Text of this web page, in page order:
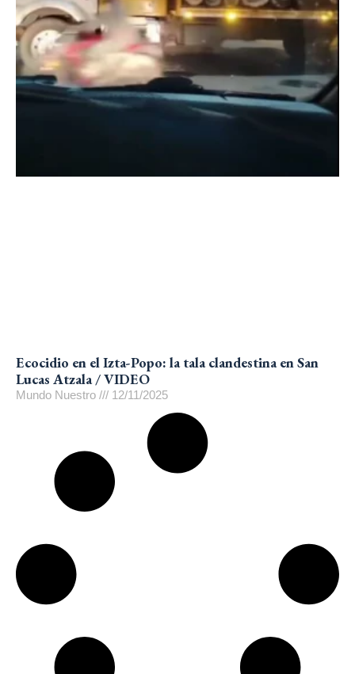
Ecocidio en el Izta-Popo: la tala clandestina en San
Lucas Atzala / VIDEO
Mundo Nuestro 12/11/2025